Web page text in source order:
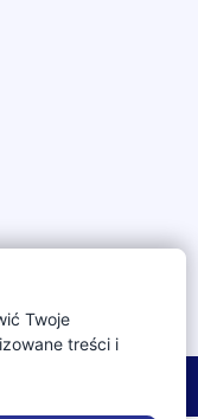
Twoje
treści i